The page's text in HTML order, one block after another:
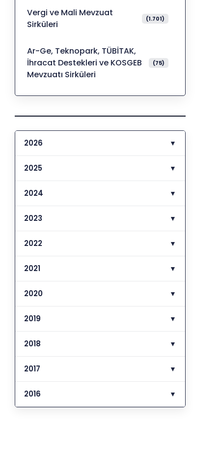
Vergi ve Mali Mevzuat
Sirküleri
(1.701)
Ar-Ge, Teknopark, TÜBİTAK,
İhracat Destekleri ve KOSGEB
Mevzuatı Sirküleri
(75)
2026 ▼
2025 ▼
2024 ▼
2023 ▼
2022 ▼
2021 ▼
2020 ▼
2019 ▼
2018 ▼
2017 ▼
2016 ▼